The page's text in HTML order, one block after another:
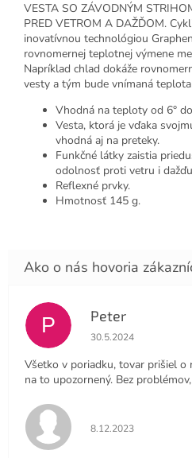
VESTA SO ZÁVODNÝM
PRED VETROM A DAŽĎOM.
inovatívnou technológiou
rovnomernej teplotnej výmene
Napríklad chlad dokáže
vesty a tým bude vnímaná
Vhodná na teploty od 6°
Vesta, ktorá je vďaka
vhodná aj na preteky.
Funkčné látky zaistia
odolnosť proti vetru i
Reflexné prvky.
Hmotnosť 145 g.
P Peter
Hodnotenie
30.5.2024
Všetko v poriadku, tovar prišiel o
na to upozornený. Bez
Hodnotenie
8.12.2023